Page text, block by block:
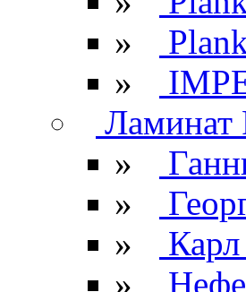
»
»
Ламинат
»
»
»
»